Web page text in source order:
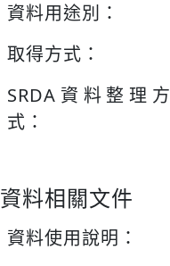
資料用途別：
取得方式：
SRDA資料整理方
式：
資料相關文件
資料使用說明：